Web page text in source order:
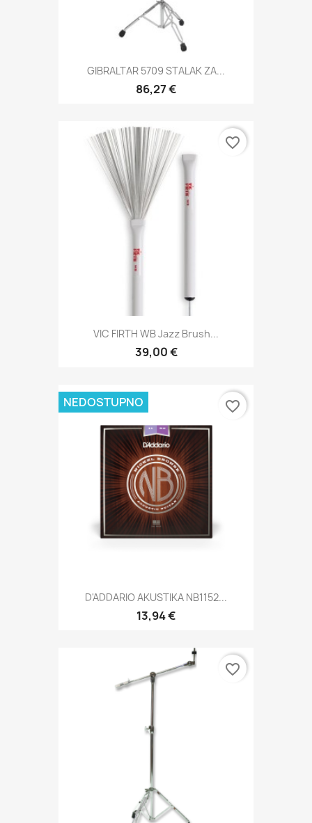
GIBRALTAR 5709 STALAK ZA...
86,27 €
VIC FIRTH WB Jazz Brush...
39,00 €
favorite_border
D'ADDARIO AKUSTIKA NB1152...
13,94 €
NEDOSTUPNO favorite_border
favorite_border